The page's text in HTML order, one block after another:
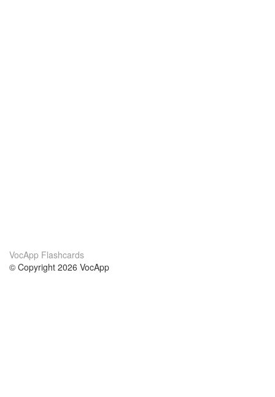
VocApp Flashcards
© Copyright 2026 VocApp